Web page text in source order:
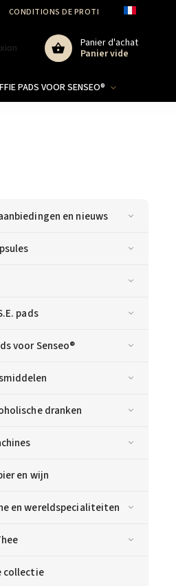
CONDITIONS DE PROTECTION DES
Panier d'achat
Panier vide
PADS VOOR SENSEO®
en nieuws
pads
voor Senseo®
dranken
en wijn
en wereldspecialiteiten
collectie